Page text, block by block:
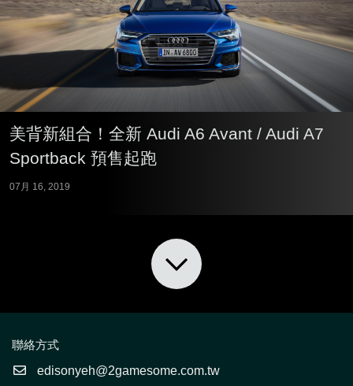
美背新組合！全新 Audi A6 Avant / Audi A7
Sportback 預售起跑
07月 16, 2019
聯絡方式
edisonyeh@2gamesome.com.tw